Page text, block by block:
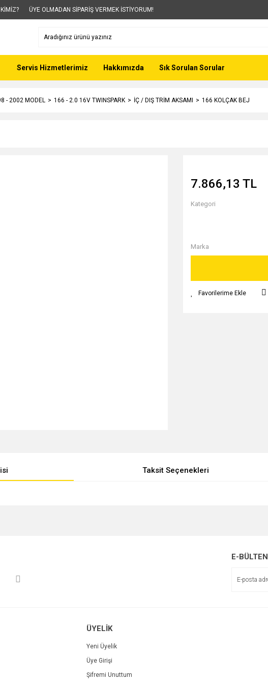
ÜYE OLMADAN SİPARİŞ VERMEK İSTİYORUM!
Servis Hizmetlerimiz Hakkımızda Sık Sorulan Sorular
- 2002 MODEL 166 - 2.0 16V TWINSPARK İÇ / DIŞ TRİM AKSAMI 166 KOLÇAK BEJ
7.866,13 TL
Kategori
Marka
Taksit Seçenekleri
bulunuyor.
E-BÜLTEN
ÜYELİK
Yeni Üyelik
Üye Girişi
Şifremi Unuttum